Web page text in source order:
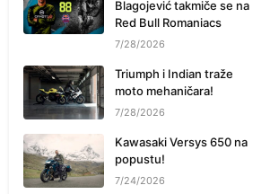
Blagojević takmiče se na
Red Bull Romaniacs
7/28/2026
Triumph i Indian traže
moto mehaničara!
7/28/2026
Kawasaki Versys 650 na
popustu!
7/24/2026